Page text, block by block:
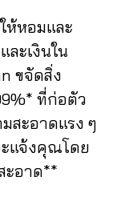
ห้หอมและ
ละเงินใน
ขจัดสิ่ง
ที่ก่อตัว
สะอาดแรง ๆ
แจ้งคุณโดย
ะอาด**